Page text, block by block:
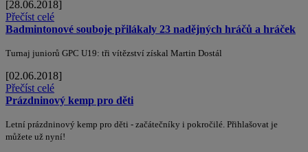
[28.06.2018]
Přečíst celé
Badmintonové souboje přilákaly 23 nadějných hráčů a hráček
Turnaj juniorů GPC U19: tři vítězství získal Martin Dostál
[02.06.2018]
Přečíst celé
Prázdninový kemp pro děti
Letní prázdninový kemp pro děti - začátečníky i pokročilé. Přihlašovat je
můžete už nyní!